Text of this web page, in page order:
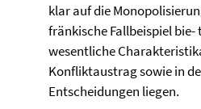
klar auf die
fränkische Fallbeispiel
wesentliche
Konfliktaustrag sowie in
Entscheidungen liegen.